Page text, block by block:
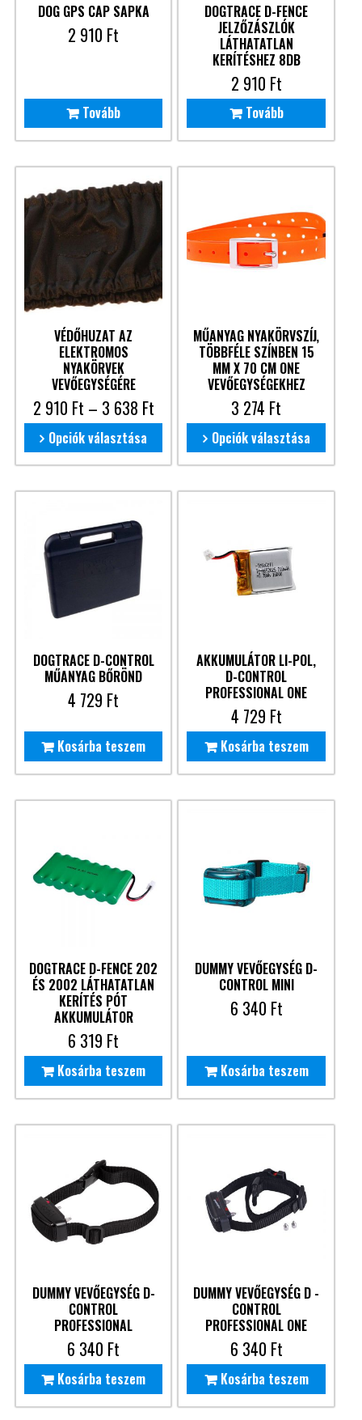
DOG GPS CAP SAPKA
2 910 Ft
Tovább
DOGTRACE D-FENCE
JELZŐZÁSZLÓK
LÁTHATATLAN
KERÍTÉSHEZ 8DB
2 910 Ft
Tovább
VÉDŐHUZAT AZ
ELEKTROMOS
NYAKÖRVEK
VEVŐEGYSÉGÉRE
2 910 Ft – 3 638 Ft
Opciók választása
MŰANYAG NYAKÖRVSZÍJ,
TÖBBFÉLE SZÍNBEN 15
MM X 70 CM ONE
VEVŐEGYSÉGEKHEZ
3 274 Ft
Opciók választása
DOGTRACE D-CONTROL
MŰANYAG BŐRÖND
4 729 Ft
Kosárba teszem
AKKUMULÁTOR LI-POL,
D-CONTROL
PROFESSIONAL ONE
4 729 Ft
Kosárba teszem
DOGTRACE D-FENCE 202
ÉS 2002 LÁTHATATLAN
KERÍTÉS PÓT
AKKUMULÁTOR
6 319 Ft
Kosárba teszem
DUMMY VEVŐEGYSÉG D-
CONTROL MINI
6 340 Ft
Kosárba teszem
DUMMY VEVŐEGYSÉG D-
CONTROL
PROFESSIONAL
6 340 Ft
Kosárba teszem
DUMMY VEVŐEGYSÉG D -
CONTROL
PROFESSIONAL ONE
6 340 Ft
Kosárba teszem